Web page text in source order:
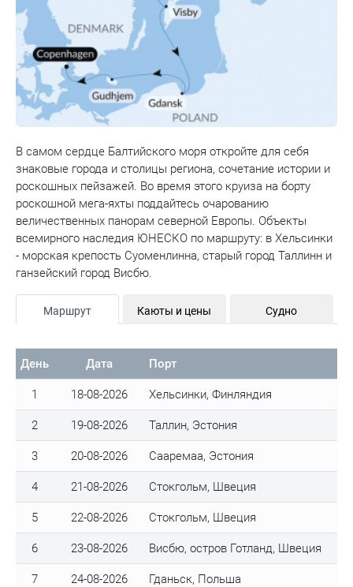
В самом сердце Балтийского моря откройте для себя
знаковые города и столицы региона, сочетание истории и
роскошных пейзажей. Во время этого круиза на борту
роскошной мега-яхты поддайтесь очарованию
величественных панорам северной Европы. Объекты
всемирного наследия ЮНЕСКО по маршруту: в Хельсинки
- морская крепость Суоменлинна, старый город Таллинн и
ганзейский город Висбю.
Маршрут Каюты и цены Судно
День Дата Порт
1 18-08-2026 Хельсинки, Финляндия
2 19-08-2026 Таллин, Эстония
3 20-08-2026 Сааремаа, Эстония
4 21-08-2026 Стокгольм, Швеция
5 22-08-2026 Стокгольм, Швеция
6 23-08-2026 Висбю, остров Готланд, Швеция
7 24-08-2026 Гданьск, Польша